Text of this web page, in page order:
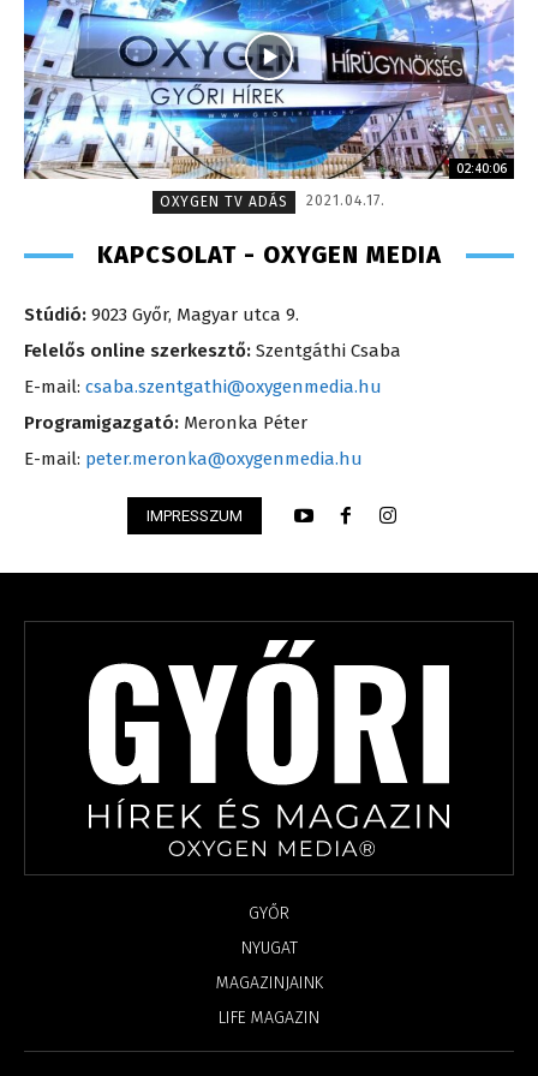
02:40:06
OXYGEN TV ADÁS
2021.04.17.
KAPCSOLAT - OXYGEN MEDIA
Stúdió: 9023 Győr, Magyar utca 9.
Felelős online szerkesztő: Szentgáthi Csaba
E-mail: csaba.szentgathi@oxygenmedia.hu
Programigazgató: Meronka Péter
E-mail: peter.meronka@oxygenmedia.hu
IMPRESSZUM
GYŐR
NYUGAT
MAGAZINJAINK
LIFE MAGAZIN